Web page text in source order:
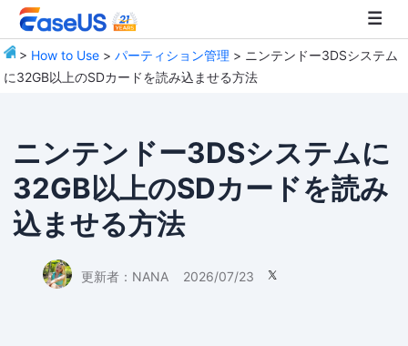
> How to Use >パーティション管理 > ニンテンドー3DSシステム
に32GB以上のSDカードを読み込ませる方法
ニンテンドー3DSシステムに
32GB以上のSDカードを読み
込ませる方法
更新者： NANA 2026/07/23 